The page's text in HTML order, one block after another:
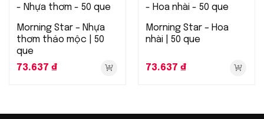
Morning Star – Nhựa
thơm thảo mộc | 50
que
73.637 ₫
Morning Star – Hoa
nhài | 50 que
73.637 ₫